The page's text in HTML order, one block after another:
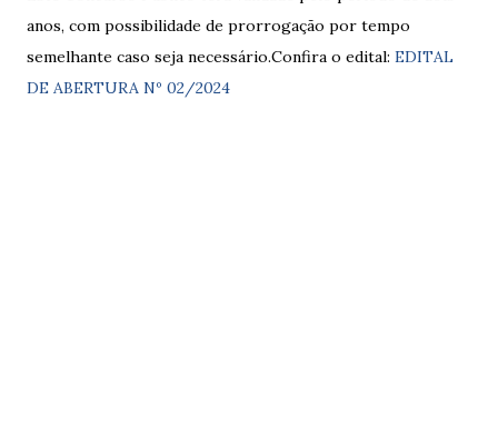
anos, com possibilidade de prorrogação por tempo
semelhante caso seja necessário.Confira o edital: EDITAL
DE ABERTURA Nº 02/2024